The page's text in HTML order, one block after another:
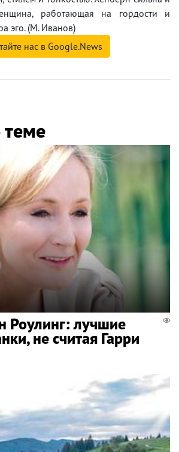
работающая на гордости и
эго. (М. Иванов)
нас в Google.News
теме
Роулинг: лучшие
не считая Гарри